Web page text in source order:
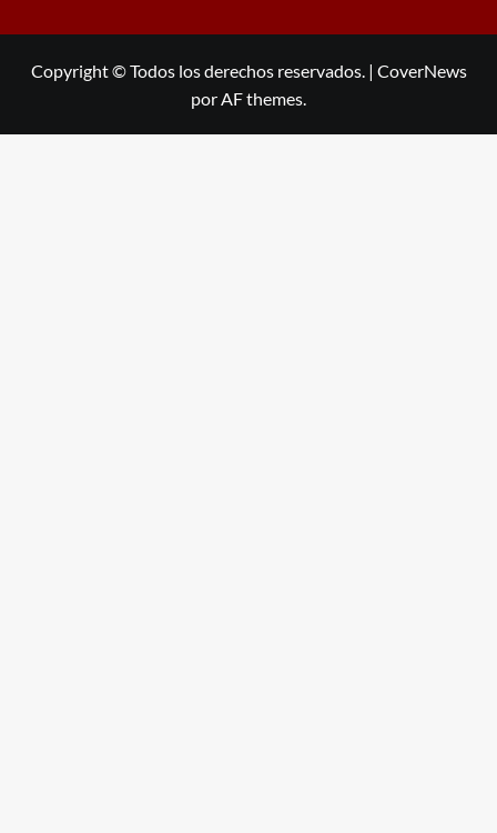
Copyright © Todos los derechos reservados. | CoverNews
por AF themes.